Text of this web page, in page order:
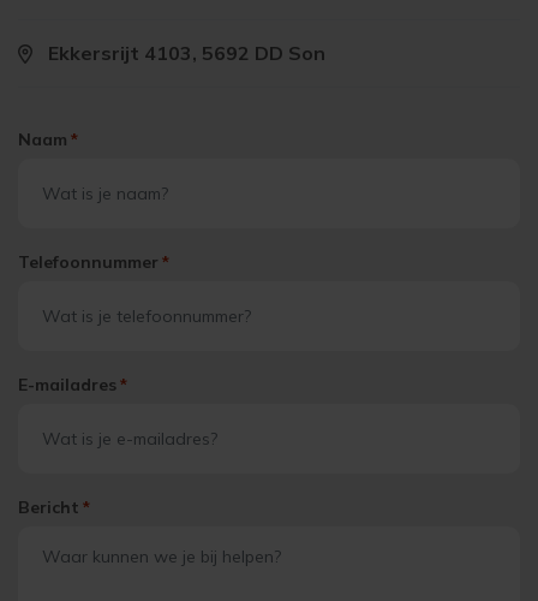
Ekkersrijt 4103, 5692 DD Son
Naam *
Telefoonnummer *
E-mailadres *
Bericht *